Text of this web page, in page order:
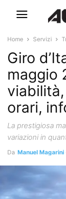
Home Servizi
Giro
maggio
orari,
La prestigiosa
variazioni in
Da Manuel Magarini